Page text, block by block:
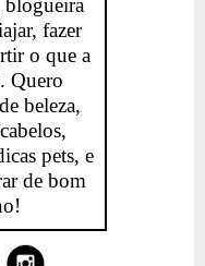
blogueira
fazer
o que a
Quero
beleza,
pets, e
de bom